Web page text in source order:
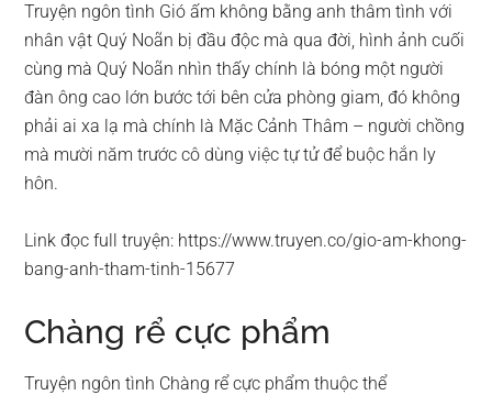
Truyện ngôn tình Gió ấm không bằng anh thâm tình với
nhân vật Quý Noãn bị đầu độc mà qua đời, hình ảnh cuối
cùng mà Quý Noãn nhìn thấy chính là bóng một người
đàn ông cao lớn bước tới bên cửa phòng giam, đó không
phải ai xa lạ mà chính là Mặc Cảnh Thâm – người chồng
mà mười năm trước cô dùng việc tự tử để buộc hắn ly
hôn.
Link đọc full truyện: https://www.truyen.co/gio-am-khong-
bang-anh-tham-tinh-15677
Chàng rể cực phẩm
Truyện ngôn tình Chàng rể cực phẩm thuộc thể